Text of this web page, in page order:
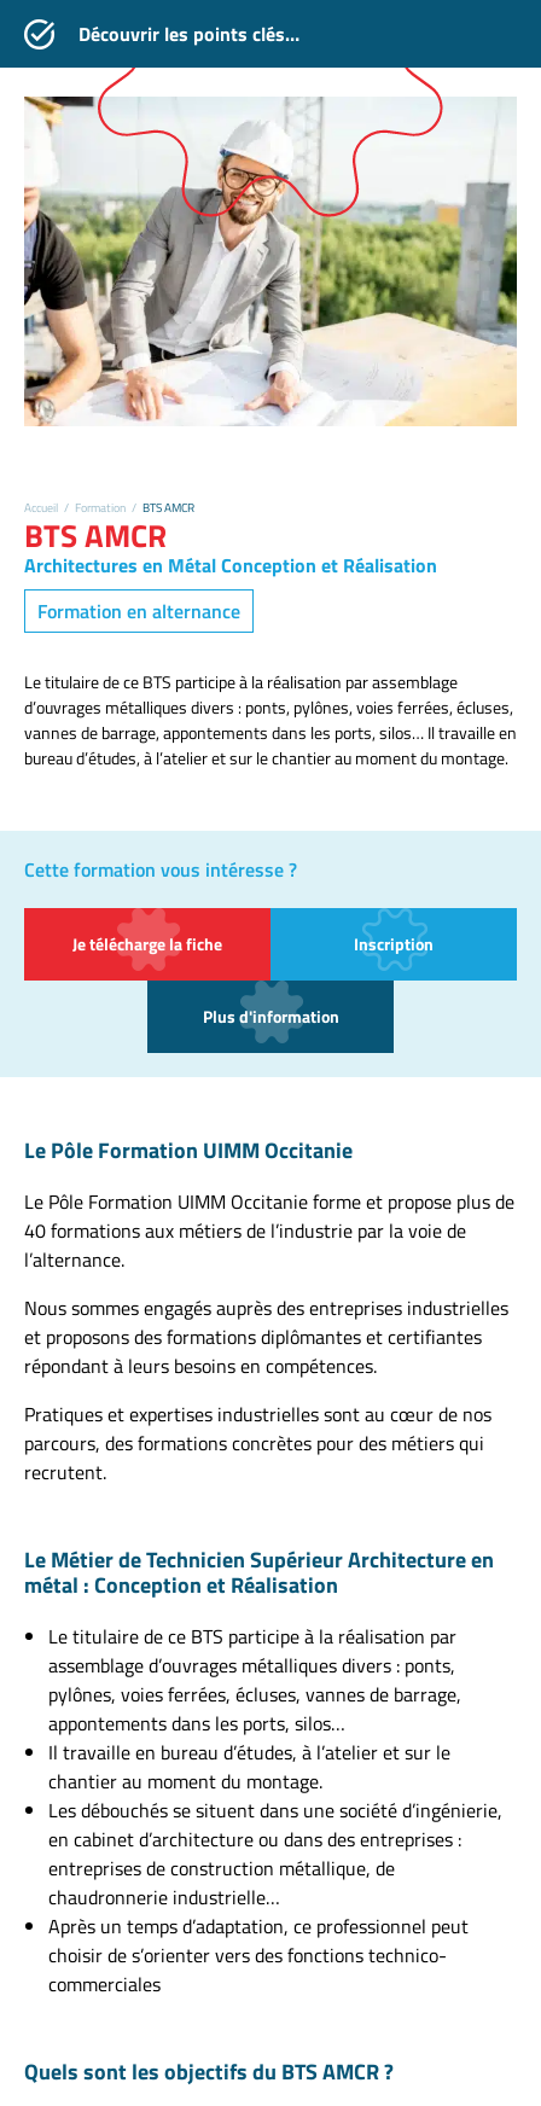
Découvrir les points clés…
Accueil / Formation / BTS AMCR
BTS AMCR
Architectures en Métal Conception et Réalisation
Formation en alternance
Le titulaire de ce BTS participe à la réalisation par assemblage
d’ouvrages métalliques divers : ponts, pylônes, voies ferrées, écluses,
vannes de barrage, appontements dans les ports, silos… Il travaille en
bureau d’études, à l’atelier et sur le chantier au moment du montage.
Cette formation vous intéresse ?
Je télécharge la fiche Inscription
Plus d'information
Le Pôle Formation UIMM Occitanie
Le Pôle Formation UIMM Occitanie forme et propose plus de
40 formations aux métiers de l’industrie par la voie de
l’alternance.
Nous sommes engagés auprès des entreprises industrielles
et proposons des formations diplômantes et certifiantes
répondant à leurs besoins en compétences.
Pratiques et expertises industrielles sont au cœur de nos
parcours, des formations concrètes pour des métiers qui
recrutent.
Le Métier de Technicien Supérieur Architecture en
métal : Conception et Réalisation
Le titulaire de ce BTS participe à la réalisation par
assemblage d’ouvrages métalliques divers : ponts,
pylônes, voies ferrées, écluses, vannes de barrage,
appontements dans les ports, silos…
Il travaille en bureau d’études, à l’atelier et sur le
chantier au moment du montage.
Les débouchés se situent dans une société d’ingénierie,
en cabinet d’architecture ou dans des entreprises :
entreprises de construction métallique, de
chaudronnerie industrielle…
Après un temps d’adaptation, ce professionnel peut
choisir de s’orienter vers des fonctions technico-
commerciales
Quels sont les objectifs du BTS AMCR ?